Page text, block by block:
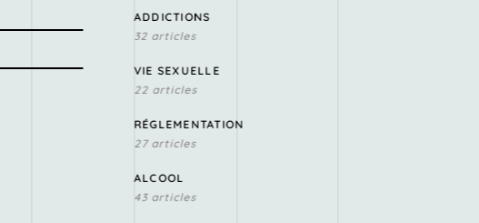
ADDICTIONS
32 articles
VIE SEXUELLE
22 articles
RÉGLEMENTATION
27 articles
ALCOOL
43 articles